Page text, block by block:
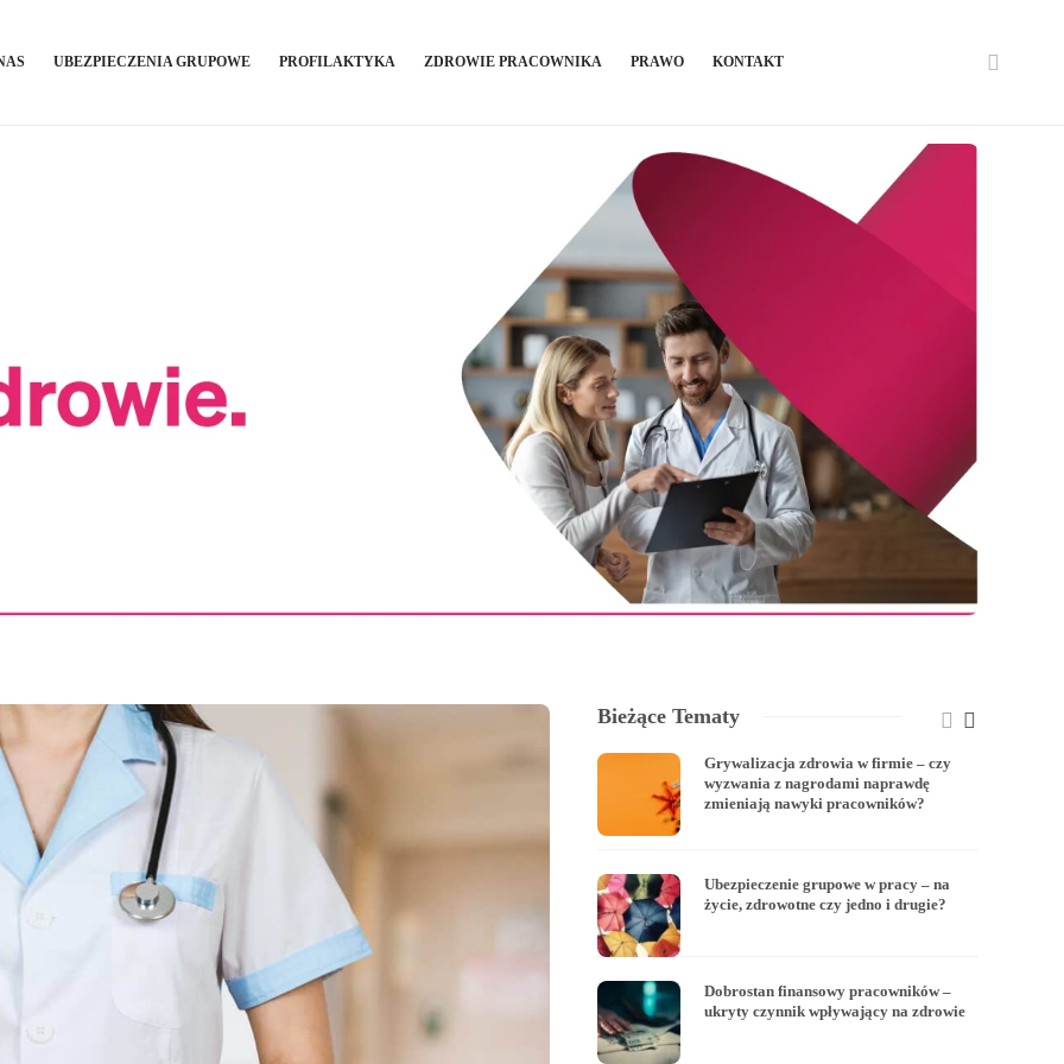
UBEZPIECZENIA GRUPOWE PROFILAKTYKA ZDROWIE PRACOWNIKA PRAWO KONTAKT
Bieżące Tematy
Grywalizacja zdrowia w firmie – czy
wyzwania z nagrodami naprawdę
zmieniają nawyki pracowników?
Ubezpieczenie grupowe w pracy – na
życie, zdrowotne czy jedno i drugie?
Dobrostan finansowy pracowników –
ukryty czynnik wpływający na zdrowie